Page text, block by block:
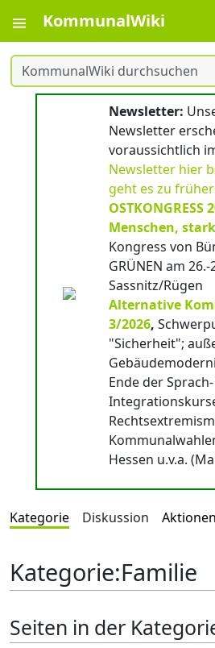
KommunalWiki
Newsletter:
Newsletter
voraussichtlich
Newsletter hier
geht es zu
OSTKONGRESS
Menschen,
Kongress von
GRÜNEN am
Sassnitz/Rügen
Alternative
3/2026,
"Sicherheit";
Ende der
Hessen u.v.a.
Kategorie Diskussion Aktionen
Kategorie:Familie
Seiten in der